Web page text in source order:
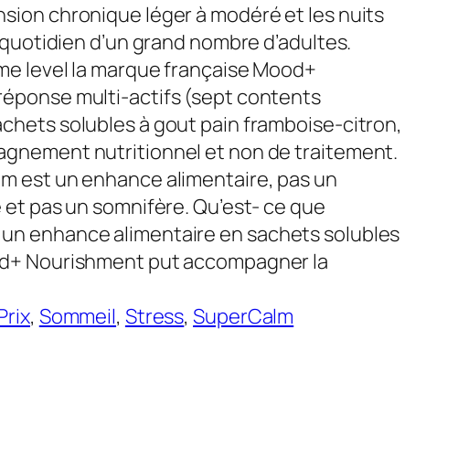
chronique léger à modéré et les nuits
d’un grand nombre d’adultes.
level la marque française Mood+
multi-actifs (sept contents
solubles à gout pain framboise-citron,
nutritionnel et non de traitement.
est un enhance alimentaire, pas un
pas un somnifère. Qu’est- ce que
enhance alimentaire en sachets solubles
Nourishment put accompagner la
, Sommeil, Stress, SuperCalm